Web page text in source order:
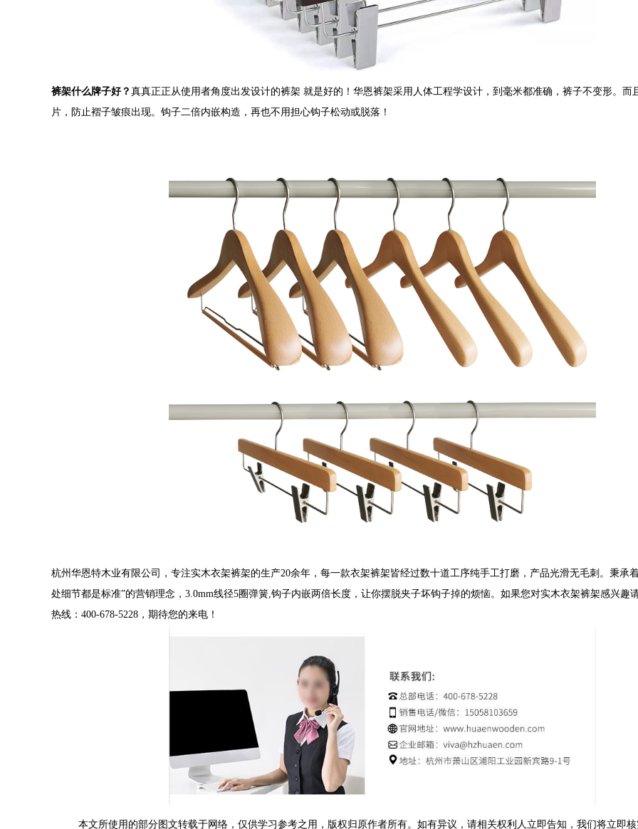
裤架什么牌子好？ 真真正正从使用者角度出发设计的裤架 就是好的！华恩裤架采用人体工程学设计，到毫米都准确，裤子不变形。而
片，防止褶子皱痕出现。钩子二倍内嵌构造，再也不用担心钩子松动或脱落！
杭州华恩特木业有限公司，专注实木衣架裤架的生产20余年，每一款衣架裤架皆经过数十道工序纯手工打磨，产品光滑无毛刺。秉承
处细节都是标准”的营销理念，3.0mm线径5圈弹簧,钩子内嵌两倍长度，让你摆脱夹子坏钩子掉的烦恼。如果您对实木衣架裤架感兴趣
热线：400-678-5228，期待您的来电！
本文所使用的部分图文转载于网络，仅供学习参考之用，版权归原作者所有。如有异议，请相关权利人立即告知，我们将立即核